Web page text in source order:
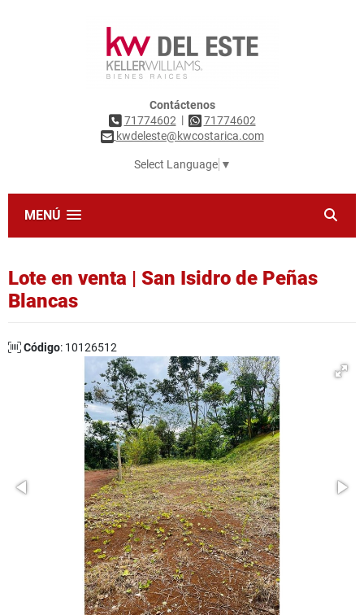
Contáctenos
71774602 |
71774602
kwdeleste@kwcostarica.com
Select Language ▼
MENÚ
Lote en venta | San Isidro de Peñas
Blancas
Código: 10126512